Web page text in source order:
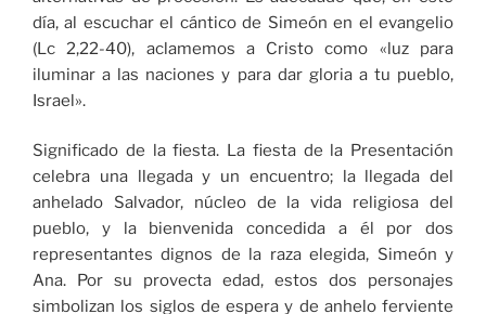
día, al escuchar el cántico de Simeón en el evangelio
(Lc 2,22-40), aclamemos a Cristo como «luz para
iluminar a las naciones y para dar gloria a tu pueblo,
Israel».
Significado de la fiesta. La fiesta de la Presentación
celebra una llegada y un encuentro; la llegada del
anhelado Salvador, núcleo de la vida religiosa del
pueblo, y la bienvenida concedida a él por dos
representantes dignos de la raza elegida, Simeón y
Ana. Por su provecta edad, estos dos personajes
simbolizan los siglos de espera y de anhelo ferviente